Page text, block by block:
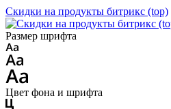
Скидки на продукты битрикс (top)
Размер шрифта
Цвет фона и шрифта